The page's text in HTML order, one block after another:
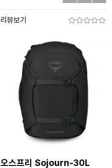
리뷰보기
오스프리 Sojourn-30L